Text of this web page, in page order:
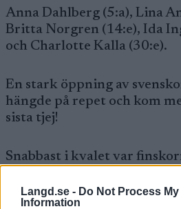
Langd.se - Do Not Process My
Information
Anna Dahlberg (5:a), Lina
Britta Norgren (14:e), Ida
och Charlotte Kalla (30:e).
En stark öppning av
hängde på repet och kom
sista tjej!
Snabbast i kvalet var